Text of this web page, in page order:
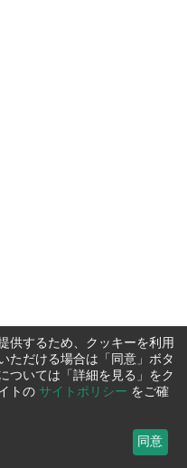
供するため、クッキーを利用
ただける場合は「同意」ボタ
ついては「詳細を見る」をク
トの サイトポリシー をご確
同意